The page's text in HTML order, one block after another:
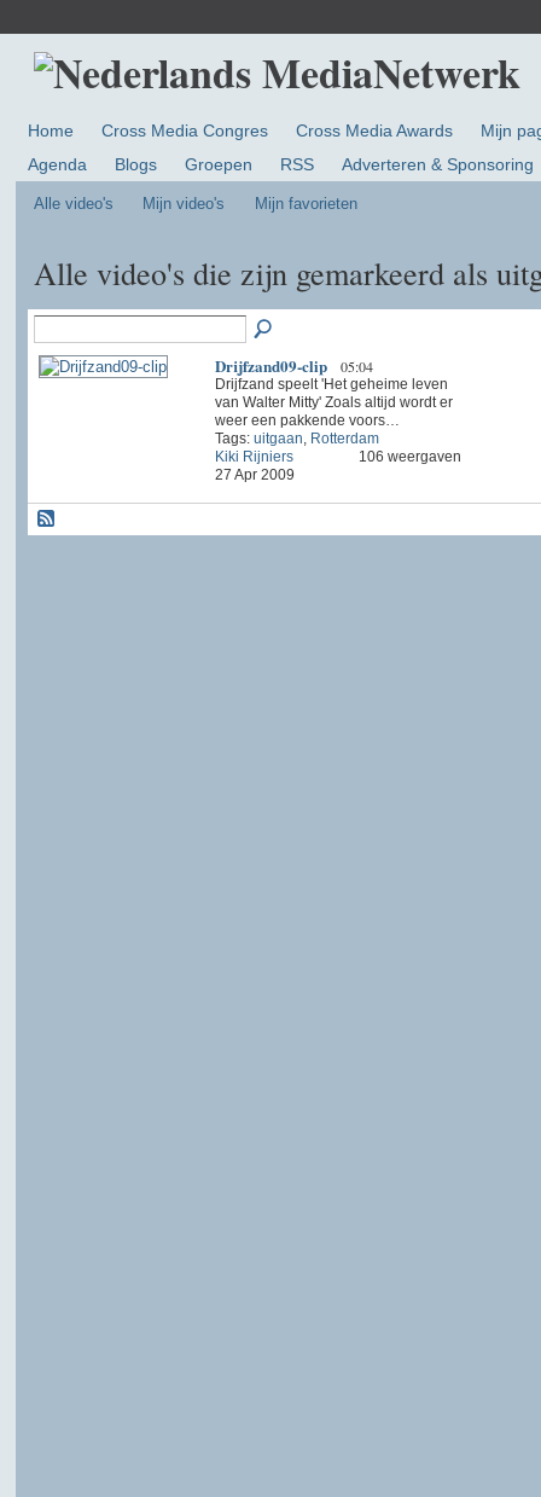
Home Cross Media Congres Cross Media Awards
Mijn
Agenda
Blogs Groepen RSS Adverteren & Sponsoring
Alle video's Mijn video's Mijn favorieten
Alle video's die zijn gemarkeerd als
Drijfzand09-clip 05:04
Drijfzand speelt 'Het geheime leven
van Walter Mitty' Zoals altijd wordt er
weer een pakkende voors…
Tags: uitgaan Rotterdam
Kiki Rijniers
27 Apr 2009
106 weergaven